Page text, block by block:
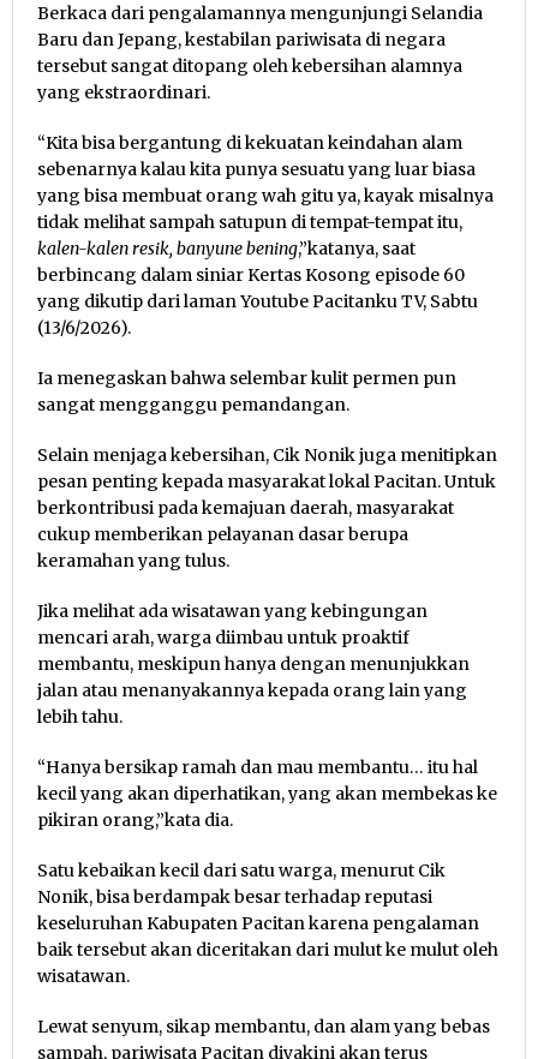
Berkaca dari pengalamannya mengunjungi Selandia
Baru dan Jepang, kestabilan pariwisata di negara
tersebut sangat ditopang oleh kebersihan alamnya
yang ekstraordinari.
“Kita bisa bergantung di kekuatan keindahan alam
sebenarnya kalau kita punya sesuatu yang luar biasa
yang bisa membuat orang wah gitu ya, kayak misalnya
tidak melihat sampah satupun di tempat-tempat itu,
kalen-kalen resik, banyune bening,”katanya, saat
berbincang dalam siniar Kertas Kosong episode 60
yang dikutip dari laman Youtube Pacitanku TV, Sabtu
(13/6/2026).
Ia menegaskan bahwa selembar kulit permen pun
sangat mengganggu pemandangan.
Selain menjaga kebersihan, Cik Nonik juga menitipkan
pesan penting kepada masyarakat lokal Pacitan. Untuk
berkontribusi pada kemajuan daerah, masyarakat
cukup memberikan pelayanan dasar berupa
keramahan yang tulus.
Jika melihat ada wisatawan yang kebingungan
mencari arah, warga diimbau untuk proaktif
membantu, meskipun hanya dengan menunjukkan
jalan atau menanyakannya kepada orang lain yang
lebih tahu.
“Hanya bersikap ramah dan mau membantu… itu hal
kecil yang akan diperhatikan, yang akan membekas ke
pikiran orang,”kata dia.
Satu kebaikan kecil dari satu warga, menurut Cik
Nonik, bisa berdampak besar terhadap reputasi
keseluruhan Kabupaten Pacitan karena pengalaman
baik tersebut akan diceritakan dari mulut ke mulut oleh
wisatawan.
Lewat senyum, sikap membantu, dan alam yang bebas
sampah, pariwisata Pacitan diyakini akan terus